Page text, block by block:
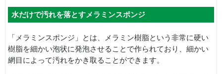
水だけで汚れを落とすメラミンスポンジ
「メラミンスポンジ」とは、メラミン樹脂という非常に硬い
樹脂を細かい泡状に発泡させることで作られており、細かい
網目によって汚れをかき取ることができます。